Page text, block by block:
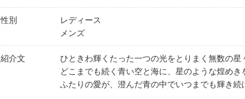
性別
レディース
メンズ
紹介文
ひときわ輝くたった一つの光をとりまく無数の星
どこまでも続く青い空と海に、星のような煌めき
ふたりの愛が、澄んだ青の中でいつまでも輝き続